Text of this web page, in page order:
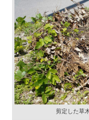
剪定した草